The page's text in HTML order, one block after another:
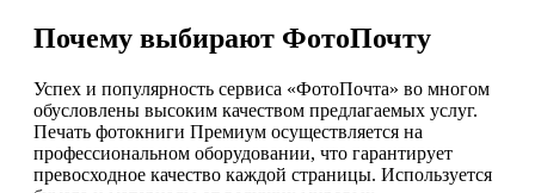
Почему выбирают ФотоПочту
Успех и популярность сервиса «ФотоПочта» во многом
обусловлены высоким качеством предлагаемых услуг.
Печать фотокниги Премиум осуществляется на
профессиональном оборудовании, что гарантирует
превосходное качество каждой страницы. Используется